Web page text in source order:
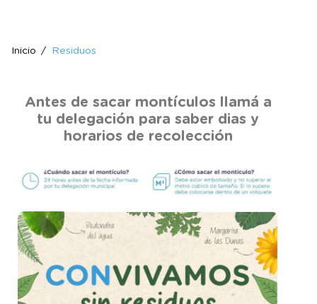
Inicio Residuos
Antes de sacar montículos llamá a
tu delegación para saber dias y
horarios de recolección